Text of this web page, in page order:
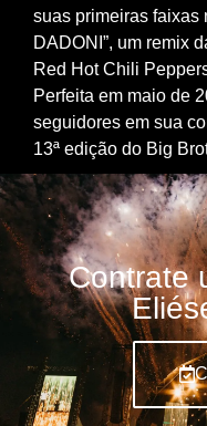
suas primeiras faixas
DADONI”, um remix
Red Hot Chili
Perfeita em maio de
seguidores em sua
13ª edição do Big
Contrate